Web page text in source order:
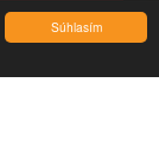
Súhlasím